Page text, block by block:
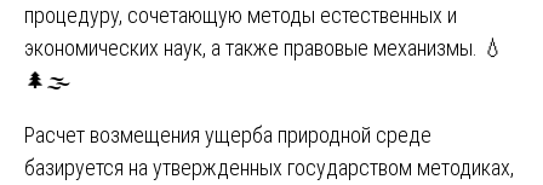
процедуру, сочетающую методы естественных и
экономических наук, а также правовые механизмы. 💧
🌲🌫️
Расчет возмещения ущерба природной среде
базируется на утвержденных государством методиках,